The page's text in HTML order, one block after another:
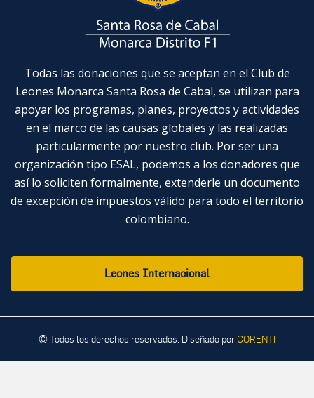
Todas las donaciones que se aceptan en el Club de
Leones Monarca Santa Rosa de Cabal, se utilizan para
apoyar los programas, planes, proyectos y actividades
en el marco de las causas globales y las realizadas
particularmente por nuestro club. Por ser una
organización tipo ESAL, podemos a los donadores que
así lo soliciten formalmente, extenderle un documento
de excepción de impuestos válido para todo el territorio
colombiano.
Leones Internacional
© Todos los derechos reservados. Diseñado porCORENTI